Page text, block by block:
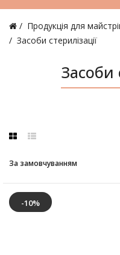
Продукція для
Засоби стерилізації
Засоби
-10%